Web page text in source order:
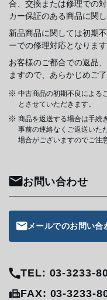
合、交換または修理での
カー保証のある商品に関
新品商品に関しては初期
ーでの修理対応となります
お客様のご都合での返品
ますので、あらかじめご了
中古商品の初期不良による
とさせていただきます。
商品を返送する場合は手続
事前の連絡なくご返送いた
場合がございますのでご注
お問い合わせ
メールでのお問い合
TEL: 03-3233-
FAX: 03-3233-